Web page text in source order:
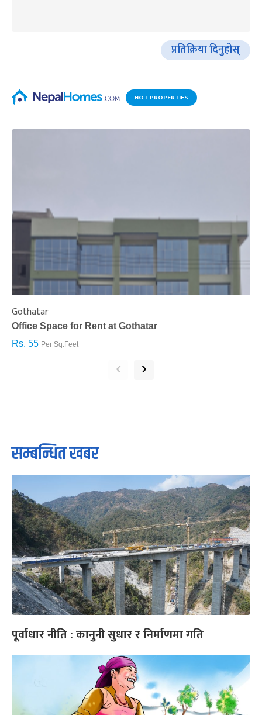
प्रतिक्रिया दिनुहोस्
HOT PROPERTIES
Gothatar
Office Space for Rent at Gothatar
Rs. 55 Per Sq.Feet
‹ ›
सम्बन्धित खबर
पूर्वाधार नीति : कानुनी सुधार र निर्माणमा गति